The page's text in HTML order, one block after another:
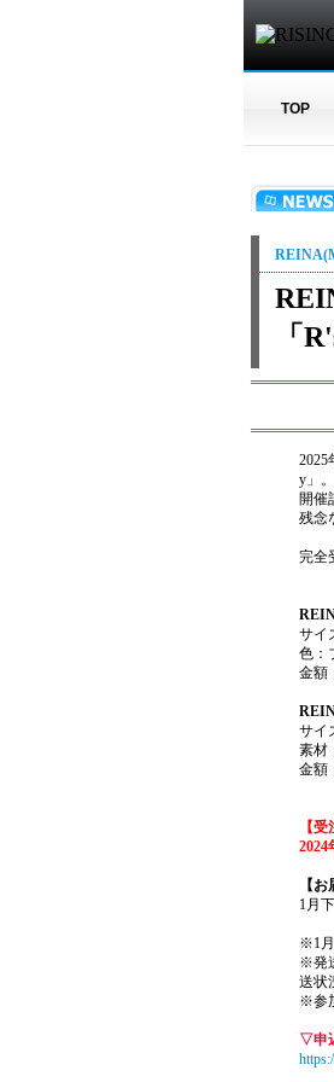
TOP
「
2025
y」。
開催
残念
完全
サイ
色：
金額
サイ
素材
金額
【受
2024
【
1月
※1月
※発
送状
※参
▽申